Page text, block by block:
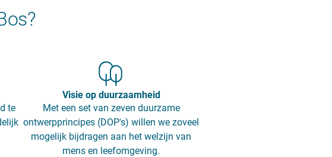
te
Visie op duurzaamheid
Met een set van zeven duurzame
ontwerpprincipes (DOP's) willen we zoveel
mogelijk bijdragen aan het welzijn van
mens en leefomgeving.